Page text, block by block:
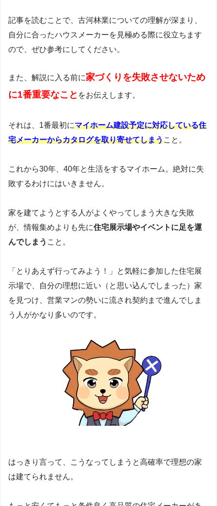
記事を読むことで、古河林業についての理解が深まり、
自分に合ったハウスメーカーを見極める際に役立ちます
ので、ぜひ参考にしてください。
また、解説に入る前に家づくりを失敗させないため
に1番重要なこと をお伝えします。
それは、1番最初にマイホーム建設予定に対応している住
宅メーカーからカタログを取り寄せてしまうこと。
これから30年、40年と生活をするマイホーム。絶対に失
敗するわけにはいきません。
家を建てようとする人がよくやってしまう大きな失敗
が、情報集めよりも先に住宅展示場やイベントに足を運
んでしまう こと。
「とりあえず行ってみよう！」と気軽に参加した住宅展
示場で、自分の理想に近い（と思い込んでしまった）家
を見つけ、営業マンの勢いに流され契約まで進んでしま
う人がかなり多いのです。
はっきり言って、こうなってしまうと高確率で理想の家
は建てられません。